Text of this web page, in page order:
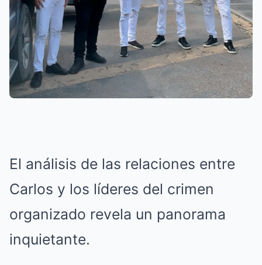
El análisis de las relaciones entre
Carlos y los líderes del crimen
organizado revela un panorama
inquietante.